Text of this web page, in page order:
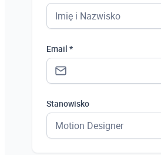
Email *
Stanowisko